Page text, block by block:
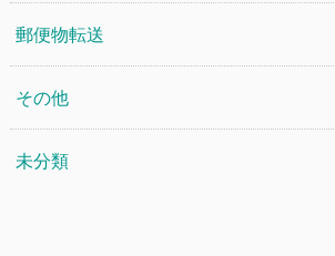
郵便物転送
その他
未分類